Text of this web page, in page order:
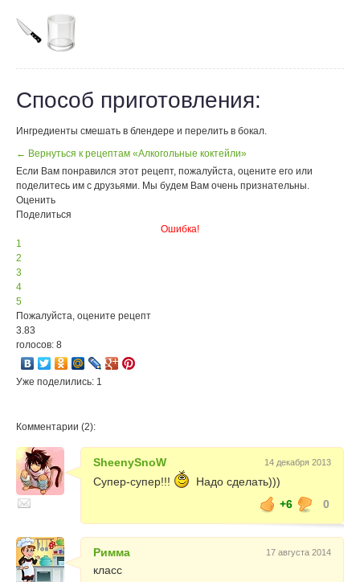
Способ приготовления:
Ингредиенты смешать в блендере и перелить в бокал.
← Вернуться к рецептам «Алкогольные коктейли»
Если Вам понравился этот рецепт, пожалуйста, оцените его или
поделитесь им с друзьями. Мы будем Вам очень признательны.
Оценить
Поделиться
Ошибка!
1
2
3
4
5
Пожалуйста, оцените рецепт
3.83
голосов: 8
Уже поделились: 1
Комментарии (2):
SheenySnoW 14 декабря 2013
Супер-супер!!!
Надо сделать)))
+6
0
Римма 17 августа 2014
класс